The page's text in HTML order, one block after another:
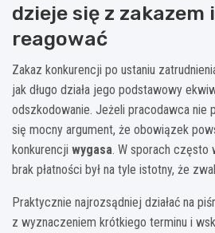
dzieje się z zakazem
reagować
Zakaz konkurencji po ustaniu
jak długo działa jego podstawowy
odszkodowanie. Jeżeli pracodawca nie
się mocny argument, że obowiązek
konkurencji wygasa. W sporach często
brak płatności był na tyle istotny, że
Praktycznie najrozsądniej działać na
z wyznaczeniem krótkiego terminu i